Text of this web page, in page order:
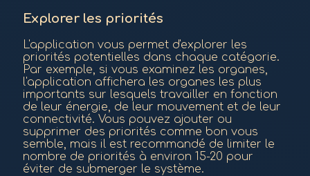
Explorer les priorités
L'application vous permet d'explorer les
priorités potentielles dans chaque catégorie.
Par exemple, si vous examinez les organes,
l'application affichera les organes les plus
importants sur lesquels travailler en fonction
de leur énergie, de leur mouvement et de leur
connectivité. Vous pouvez ajouter ou
supprimer des priorités comme bon vous
semble, mais il est recommandé de limiter le
nombre de priorités à environ 15-20 pour
éviter de submerger le système.